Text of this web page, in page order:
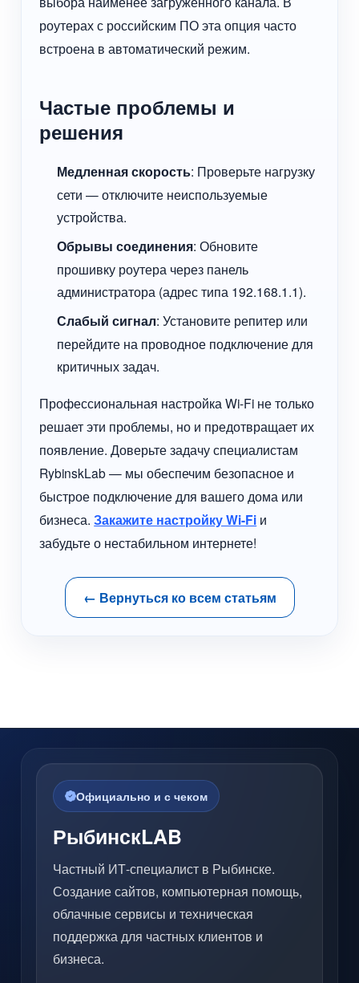
роутерах с российским ПО эта опция часто
встроена в автоматический режим.
Частые проблемы и
решения
Медленная скорость: Проверьте нагрузку
сети — отключите неиспользуемые
устройства.
Обрывы соединения: Обновите
прошивку роутера через панель
администратора (адрес типа 192.168.1.1).
Слабый сигнал: Установите репитер или
перейдите на проводное подключение для
критичных задач.
Профессиональная настройка Wi-Fi не только
решает эти проблемы, но и предотвращает их
появление. Доверьте задачу специалистам
RybinskLab — мы обеспечим безопасное и
быстрое подключение для вашего дома или
бизнеса.Закажите настройку Wi-Fi и
забудьте о нестабильном интернете!
← Вернуться ко всем статьям
Официально и с чеком
РыбинскLAB
Частный ИТ-специалист в Рыбинске.
Создание сайтов, компьютерная помощь,
облачные сервисы и техническая
поддержка для частных клиентов и
бизнеса.